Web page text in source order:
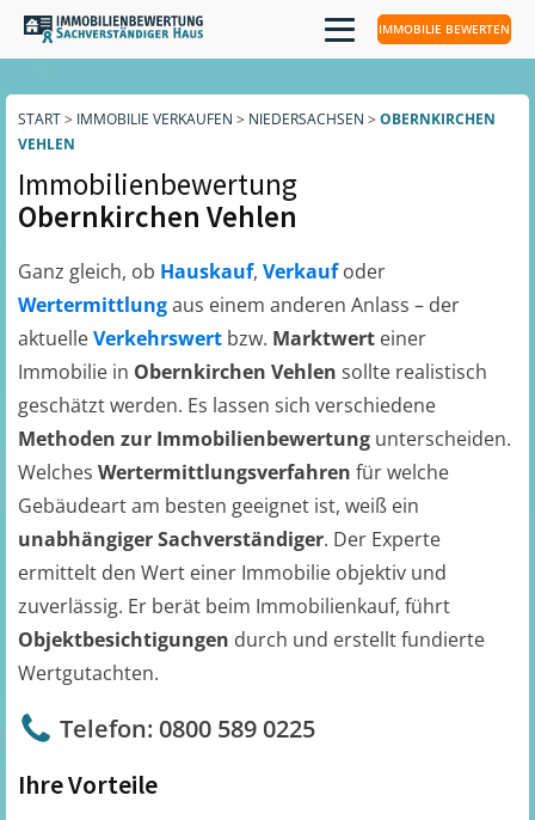
IMMOBILIE BEWERTEN
START> IMMOBILIE VERKAUFEN > NIEDERSACHSEN > OBERNKIRCHEN
VEHLEN
Immobilienbewertung
Obernkirchen Vehlen
Ganz gleich, ob Hauskauf, Verkaufoder
Wertermittlungaus einem anderen Anlass – der
aktuelleVerkehrswert bzw. Marktwert einer
Immobilie in Obernkirchen Vehlen sollte realistisch
geschätzt werden. Es lassen sich verschiedene
Methoden zur Immobilienbewertung unterscheiden.
Welches Wertermittlungsverfahren für welche
Gebäudeart am besten geeignet ist, weiß ein
unabhängiger Sachverständiger. Der Experte
ermittelt den Wert einer Immobilie objektiv und
zuverlässig. Er berät beim Immobilienkauf, führt
Objektbesichtigungen durch und erstellt fundierte
Wertgutachten.
Telefon: 0800 589 0225
Ihre Vorteile